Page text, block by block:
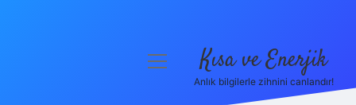
menüyü
Kısa ve Enerjik
Anlık bilgilerle zihnini canlandır!